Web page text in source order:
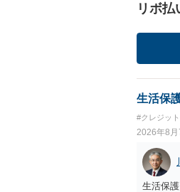
リボ
生活保
#クレジッ
2026年8月
生活保